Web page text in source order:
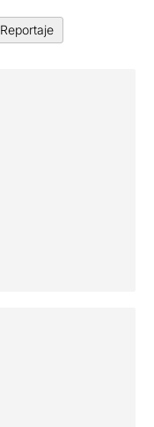
Reportaje